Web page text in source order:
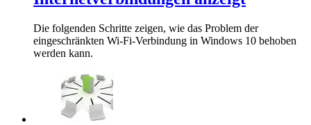
Die folgenden Schritte zeigen, wie das Problem der
eingeschränkten Wi-Fi-Verbindung in Windows 10 behoben
werden kann.